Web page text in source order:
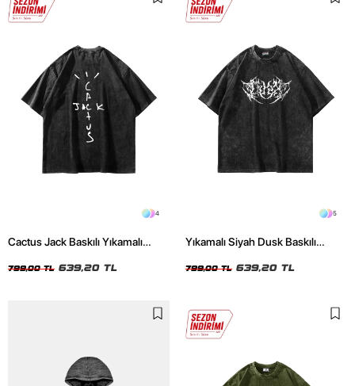
4
Cactus Jack Baskılı Yıkamalı
799,00 TL 639,20 TL
5
Yıkamalı Siyah Dusk Baskılı
799,00 TL 639,20 TL